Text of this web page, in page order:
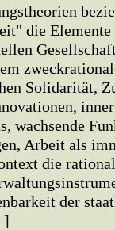
die Elemente
Solidarität,
wachsende
Arbeit als
die
der
]